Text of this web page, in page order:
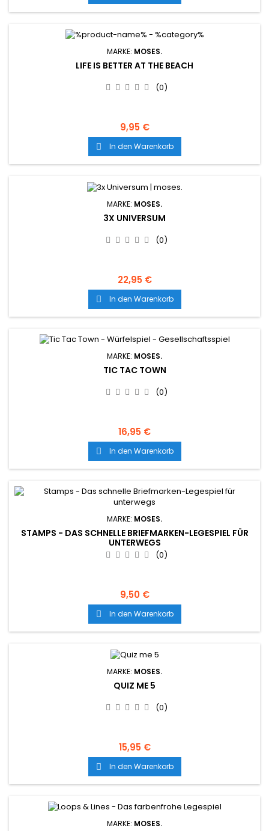
MARKE: MOSES.
LIFE IS BETTER AT THE BEACH
(0)
9,95 €
 In den Warenkorb
MARKE: MOSES.
3X UNIVERSUM
(0)
22,95 €
 In den Warenkorb
MARKE: MOSES.
TIC TAC TOWN
(0)
16,95 €
 In den Warenkorb
MARKE: MOSES.
STAMPS - DAS SCHNELLE BRIEFMARKEN-LEGESPIEL FÜR
UNTERWEGS
(0)
9,50 €
 In den Warenkorb
MARKE: MOSES.
QUIZ ME 5
(0)
15,95 €
 In den Warenkorb
MARKE: MOSES.